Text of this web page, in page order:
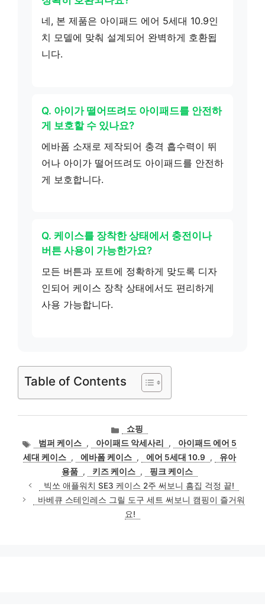
네, 본 제품은 아이패드 에어 5세대 10.9인
치 모델에 맞춰 설계되어 완벽하게 호환됩
니다.
Q. 아이가 떨어뜨려도 아이패드를 안전하
게 보호할 수 있나요?
에바폼 소재로 제작되어 충격 흡수력이 뛰
어나 아이가 떨어뜨려도 아이패드를 안전하
게 보호합니다.
Q. 케이스를 장착한 상태에서 충전이나
버튼 사용이 가능한가요?
모든 버튼과 포트에 정확하게 맞도록 디자
인되어 케이스 장착 상태에서도 편리하게
사용 가능합니다.
Table of Contents
카
테
고
리
쇼핑
태
그
범퍼 케이스 , 아이패드 악세사리 ,
아이패드 에어 5
세대 케이스 , 에바폼 케이스 , 에어 5세대 10.9 ,
유아
용품 , 키즈 케이스 ,
핑크 케이스
빅쏘 애플워치 SE3 케이스 2주 써보니 흠집 걱정 끝!
바베큐 스테인레스 그릴 도구 세트 써보니 캠핑이 즐거워
요!